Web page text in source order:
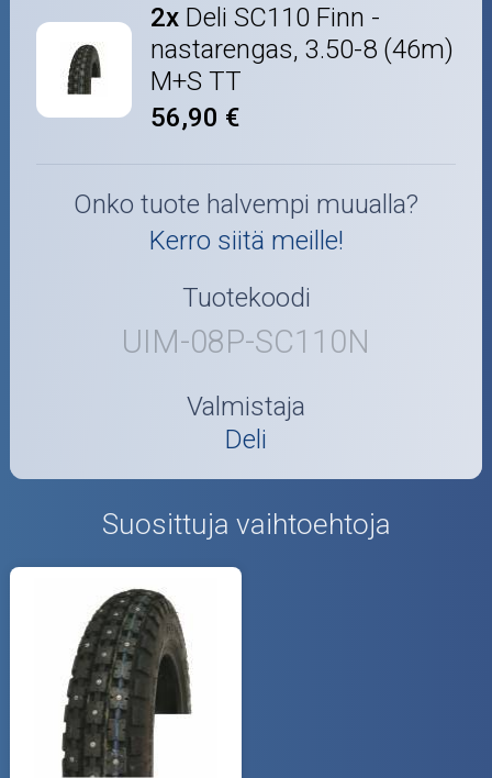
2x Deli SC110 Finn -
nastarengas, 3.50-8 (46m)
M+S TT
56,90 €
Onko tuote halvempi muualla?
Kerro siitä meille!
Tuotekoodi
UIM-08P-SC110N
Valmistaja
Deli
Suosittuja vaihtoehtoja